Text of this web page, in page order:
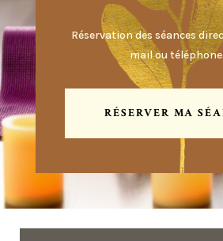
Réservation des séances
mail ou téléphone.
RÉSERVER MA